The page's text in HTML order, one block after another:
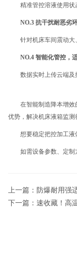
精准管控溶液使用状
NO.3 抗干扰耐恶劣
针对机床车间震动大
NO.4 智能化管控，
数据实时上传云端及
在智能制造降本增
优势，解决机床液箱监测
想要稳定把控加工液
如需设备参数、定
上一篇： 防爆耐用强
下一篇： 速收藏！高